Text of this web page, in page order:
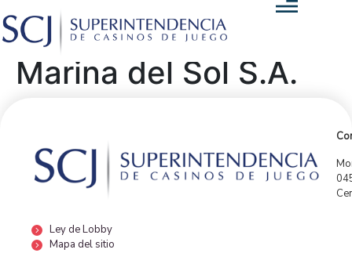
Marina del Sol S.A.
Ley de Lobby
Mapa del sitio